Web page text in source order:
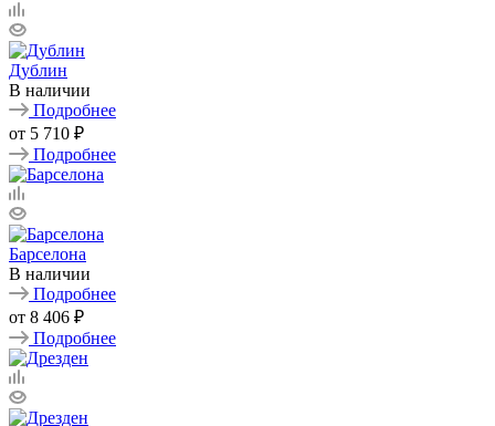
Дублин
В наличии
Подробнее
от 5 710 ₽
Подробнее
Барселона
В наличии
Подробнее
от 8 406 ₽
Подробнее